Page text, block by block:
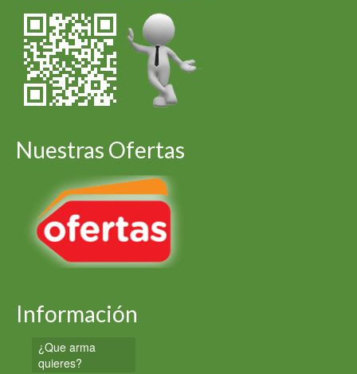
Nuestras Ofertas
Información
¿Que arma
quieres?